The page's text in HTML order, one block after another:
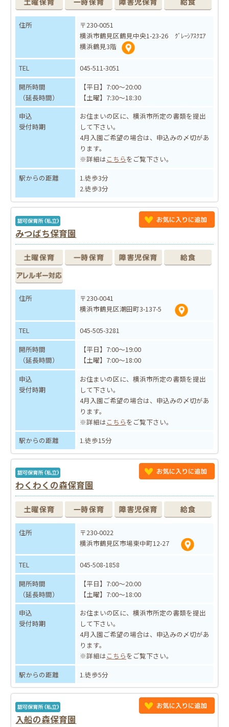
住所
〒230-0051
横浜市鶴見区鶴見中央1-23-26 ｸﾞﾚｰｼｱｽｸｴｱ
横浜鶴見3階
TEL
045-511-3051
開所時間
（延長時間）
【平日】7:00～20:00
【土曜】7:30～18:30
申込
受付時期
お住まいの区に、横浜市所定の書類を提出
して下さい。
4月入園ご希望の場合は、申込みの〆切があ
ります。
※詳細はこちらをご覧下さい。
駅からの距離
1.徒歩3分
2.徒歩3分
みつばち保育園
住所
〒230-0041
横浜市鶴見区潮田町3-137-5
TEL
045-505-3281
開所時間
（延長時間）
【平日】7:00～19:00
【土曜】7:00～18:00
申込
受付時期
お住まいの区に、横浜市所定の書類を提出
して下さい。
4月入園ご希望の場合は、申込みの〆切があ
ります。
※詳細はこちらをご覧下さい。
駅からの距離
1.徒歩15分
わくわくの森保育園
住所
〒230-0022
横浜市鶴見区市場東中町12-27
TEL
045-508-1858
開所時間
（延長時間）
【平日】7:00～20:00
【土曜】7:00～18:00
申込
受付時期
お住まいの区に、横浜市所定の書類を提出
して下さい。
4月入園ご希望の場合は、申込みの〆切があ
ります。
※詳細はこちらをご覧下さい。
駅からの距離
1.徒歩5分
入船の森保育園